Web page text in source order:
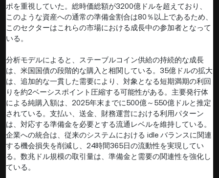
ポを重視していた。総時価総額が3200億ドルを超えており、
このような資産への通常の準備金割合は80％以上であるため、
このセクターはこれらの市場における成長中の参加者となって
いる。
分析モデルによると、ステーブルコイン供給の持続的な成長
は、米国国債の段階的な購入と相関している。35億ドルの拡大
は、追加的な一貫した需要により、対象となる短期満期の利回
りを約2ベーシスポイント圧縮する可能性がある。主要発行体
による純購入額は、2025年末までに500億～550億ドルと推定
されている。支払い、送金、財務運営における利用パターン
は、対応する準備金を必要とする流通レベルを維持している。
企業への統合は、従来のシステムにおける idle バランスに関連
する機会損失を削減し、24時間365日の流動性を実現してい
る。数兆ドル規模の取引量は、準備金と需要の関連性を強化し
ている。